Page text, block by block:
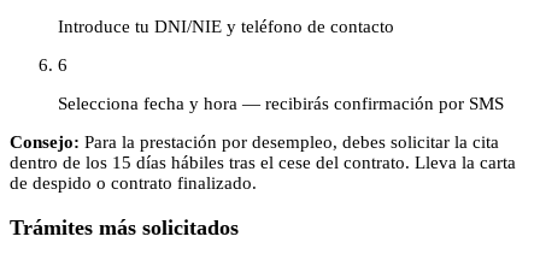
Introduce tu DNI/NIE y teléfono de contacto
6
Selecciona fecha y hora — recibirás confirmación por SMS
Consejo: Para la prestación por desempleo, debes solicitar la cita
dentro de los 15 días hábiles tras el cese del contrato. Lleva la carta
de despido o contrato finalizado.
Trámites más solicitados